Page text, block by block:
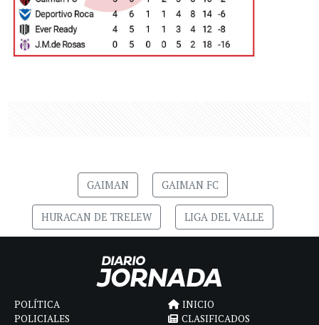
GAIMAN GAIMAN FC
HURACAN DE TRELEW LIGA DEL VALLE
POLÍTICA
POLICIALES
INICIO
CLASIFICADOS